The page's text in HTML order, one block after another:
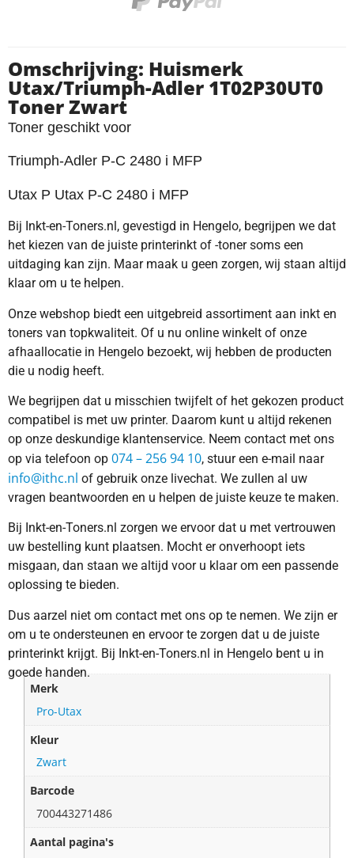
Omschrijving: Huismerk
Utax/Triumph-Adler 1T02P30UT0
Toner Zwart
Toner geschikt voor
Triumph-Adler P-C 2480 i MFP
Utax P Utax P-C 2480 i MFP
Bij Inkt-en-Toners.nl, gevestigd in Hengelo, begrijpen we dat
het kiezen van de juiste printerinkt of -toner soms een
uitdaging kan zijn. Maar maak u geen zorgen, wij staan altijd
klaar om u te helpen.
Onze webshop biedt een uitgebreid assortiment aan inkt en
toners van topkwaliteit. Of u nu online winkelt of onze
afhaallocatie in Hengelo bezoekt, wij hebben de producten
die u nodig heeft.
We begrijpen dat u misschien twijfelt of het gekozen product
compatibel is met uw printer. Daarom kunt u altijd rekenen
op onze deskundige klantenservice. Neem contact met ons
op via telefoon op 074 – 256 94 10, stuur een e-mail naar
info@ithc.nl of gebruik onze livechat. We zullen al uw
vragen beantwoorden en u helpen de juiste keuze te maken.
Bij Inkt-en-Toners.nl zorgen we ervoor dat u met vertrouwen
uw bestelling kunt plaatsen. Mocht er onverhoopt iets
misgaan, dan staan we altijd voor u klaar om een passende
oplossing te bieden.
Dus aarzel niet om contact met ons op te nemen. We zijn er
om u te ondersteunen en ervoor te zorgen dat u de juiste
printerinkt krijgt. Bij Inkt-en-Toners.nl in Hengelo bent u in
goede handen.
Merk
Pro-Utax
Kleur
Zwart
Barcode
700443271486
Aantal pagina's